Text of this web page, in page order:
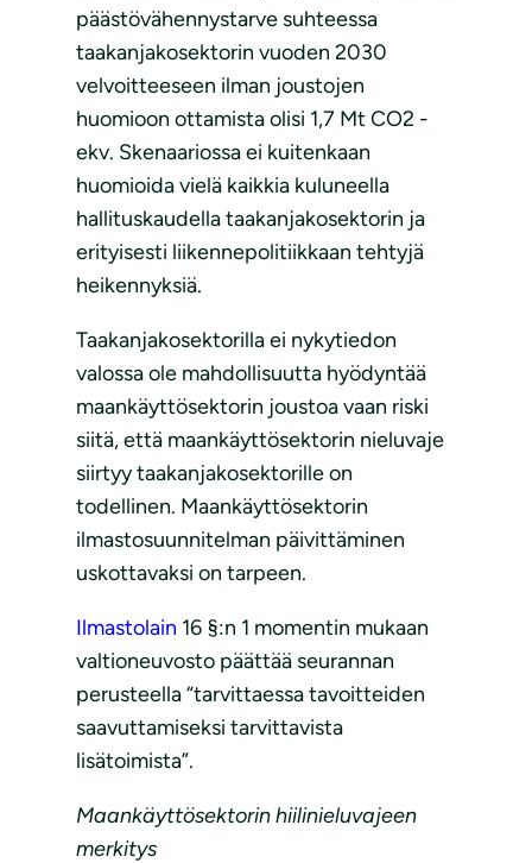
päästövähennystarve suhteessa
taakanjakosektorin vuoden 2030
velvoitteeseen ilman joustojen
huomioon ottamista olisi 1,7 Mt CO2 -
ekv. Skenaariossa ei kuitenkaan
huomioida vielä kaikkia kuluneella
hallituskaudella taakanjakosektorin ja
erityisesti liikennepolitiikkaan tehtyjä
heikennyksiä.
Taakanjakosektorilla ei nykytiedon
valossa ole mahdollisuutta hyödyntää
maankäyttösektorin joustoa vaan riski
siitä, että maankäyttösektorin nieluvaje
siirtyy taakanjakosektorille on
todellinen. Maankäyttösektorin
ilmastosuunnitelman päivittäminen
uskottavaksi on tarpeen.
Ilmastolain 16 §:n 1 momentin mukaan
valtioneuvosto päättää seurannan
perusteella “tarvittaessa tavoitteiden
saavuttamiseksi tarvittavista
lisätoimista”.
Maankäyttösektorin hiilinieluvajeen
merkitys